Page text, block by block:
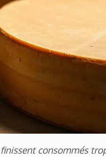
consommés